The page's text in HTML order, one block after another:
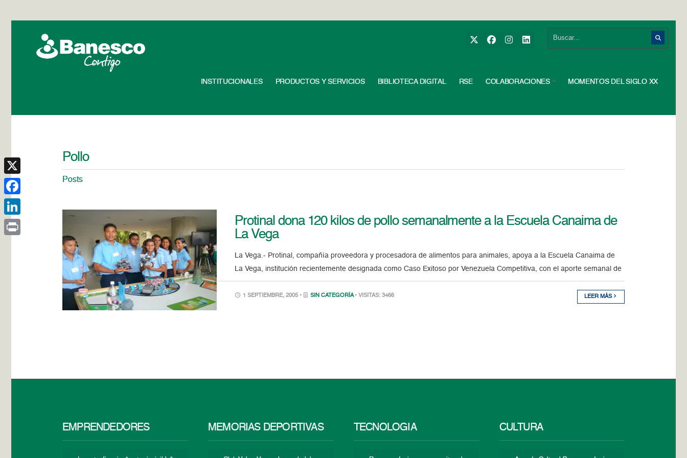
INSTITUCIONALES PRODUCTOS Y SERVICIOS BIBLIOTECA DIGITAL RSE COLABORACIONES MOMENTOS DEL SIGLO XX
Pollo
Posts
Protinal dona 120 kilos de pollo semanalmente a la Escuela Canaima de
La Vega
La Vega.- Protinal, compañía proveedora y procesadora de alimentos para animales, apoya a la Escuela Canaima de
La Vega, institución recientemente designada como Caso Exitoso por Venezuela Competitiva, con el aporte semanal de
1 SEPTIEMBRE, 2005 • SIN CATEGORÍA • VISITAS: 3466 LEER MÁS
EMPRENDEDORES MEMORIAS DEPORTIVAS TECNOLOGÍA CULTURA
X
Facebook
LinkedIn